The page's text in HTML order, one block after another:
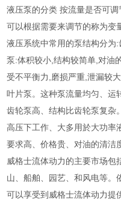
液压泵的分类 按流量是否可
可以根据需要来调节的称为变
液压系统中常用的泵结构分为
泵:体积较小,结构较简单,对油
受不平衡力,磨损严重,泄漏较
叶片泵。这种泵流量均匀、运
齿轮泵高、结构比齿轮泵复杂
高压下工作、大多用於大功率
要求高、价格贵、对油的清洁
威格士流体动力的主要市场包
山、船舶、园艺、和风电等。
可以享受到威格士流体动力提